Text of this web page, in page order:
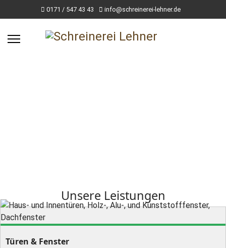
0171 / 547 43 43 info@schreinerei-lehner.de
Unsere Leistungen
Türen & Fenster